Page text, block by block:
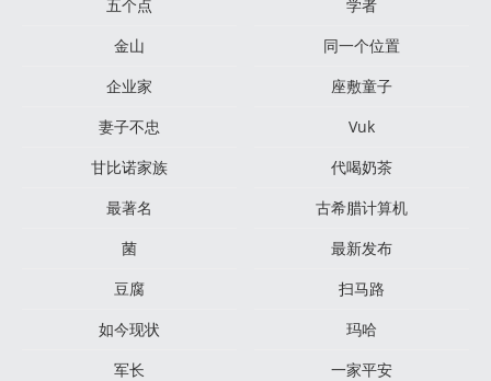
五个点
学者
金山
同一个位置
企业家
座敷童子
妻子不忠
Vuk
甘比诺家族
代喝奶茶
最著名
古希腊计算机
菌
最新发布
豆腐
扫马路
如今现状
玛哈
军长
一家平安